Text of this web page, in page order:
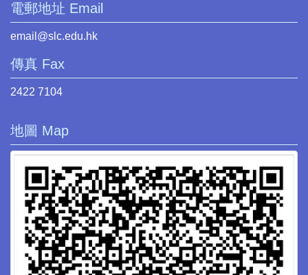
電郵地址 Email
email@slc.edu.hk
傳真 Fax
2422 7104
地圖 Map